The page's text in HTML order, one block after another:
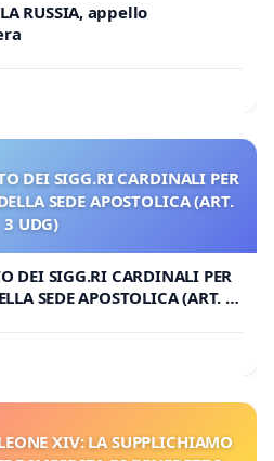
RUSSIA, appello
DEI SIGG.RI CARDINALI PER
SEDE APOSTOLICA (ART.
3 UDG)
DEI SIGG.RI CARDINALI PER
SEDE APOSTOLICA (ART. 3
XIV: LA SUPPLICHIAMO